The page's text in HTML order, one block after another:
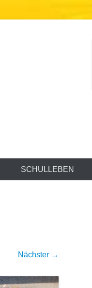
SCHULLEBEN
Nächster →